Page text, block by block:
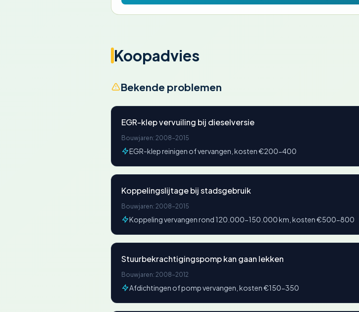
Koopadvies
Bekende problemen
EGR-klep vervuiling bij dieselversie
Bouwjaren: 2008-2015
EGR-klep reinigen of vervangen, kosten €200-400
Koppelingslijtage bij stadsgebruik
Bouwjaren: 2008-2015
Koppeling vervangen rond 120.000-150.000 km, kosten €500-800
Stuurbekrachtigingspomp kan gaan lekken
Bouwjaren: 2008-2012
Afdichtingen of pomp vervangen, kosten €150-350